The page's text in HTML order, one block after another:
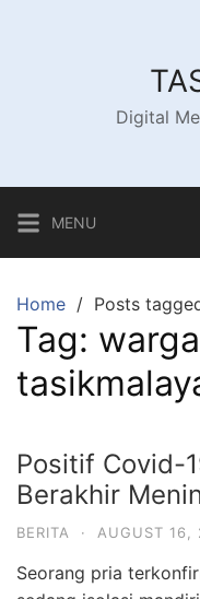
Digital
MENU
Home Posts
Tag:
Positif Covid-
Berakhir
BERITA · AUGUST 16,
Seorang pria